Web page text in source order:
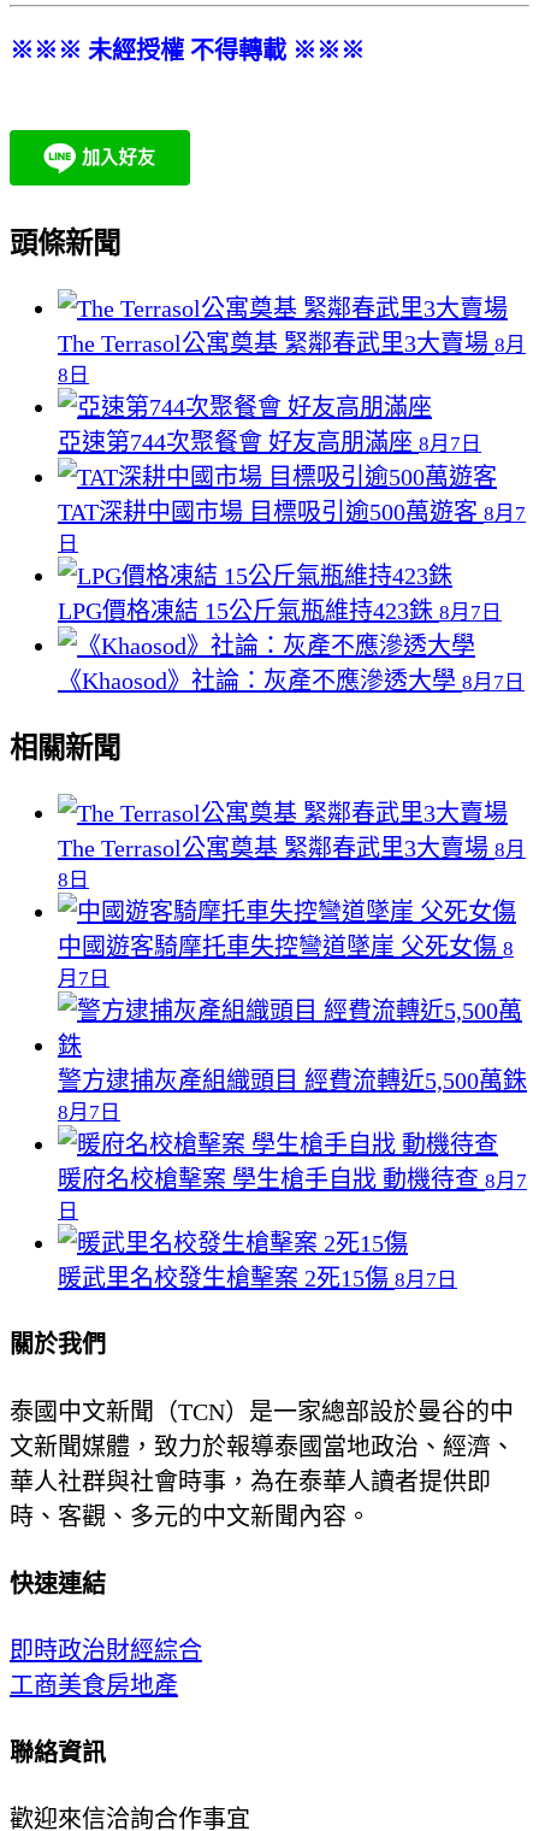
※※※ 未經授權 不得轉載 ※※※
頭條新聞
The Terrasol公寓奠基 緊鄰春武里3大賣場 8月
8日
亞速第744次聚餐會 好友高朋滿座 8月7日
TAT深耕中國市場 目標吸引逾500萬遊客 8月7
日
LPG價格凍結 15公斤氣瓶維持423銖 8月7日
《Khaosod》社論：灰產不應滲透大學 8月7日
相關新聞
The Terrasol公寓奠基 緊鄰春武里3大賣場 8月
8日
中國遊客騎摩托車失控彎道墜崖 父死女傷 8
月7日
警方逮捕灰產組織頭目 經費流轉近5,500萬銖
8月7日
暖府名校槍擊案 學生槍手自戕 動機待查 8月7
日
暖武里名校發生槍擊案 2死15傷 8月7日
關於我們
泰國中文新聞（TCN）是一家總部設於曼谷的中
文新聞媒體，致力於報導泰國當地政治、經濟、
華人社群與社會時事，為在泰華人讀者提供即
時、客觀、多元的中文新聞內容。
快速連結
即時政治財經綜合
工商美食房地產
聯絡資訊
歡迎來信洽詢合作事宜